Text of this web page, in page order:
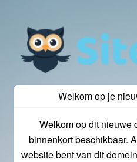
Welkom op je
Welkom op dit nieuwe
binnenkort beschikbaar.
website bent van dit